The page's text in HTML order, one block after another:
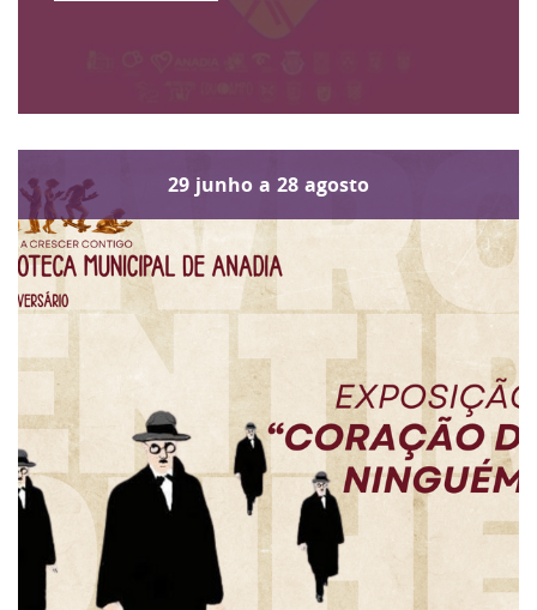
29 junho a 28 agosto